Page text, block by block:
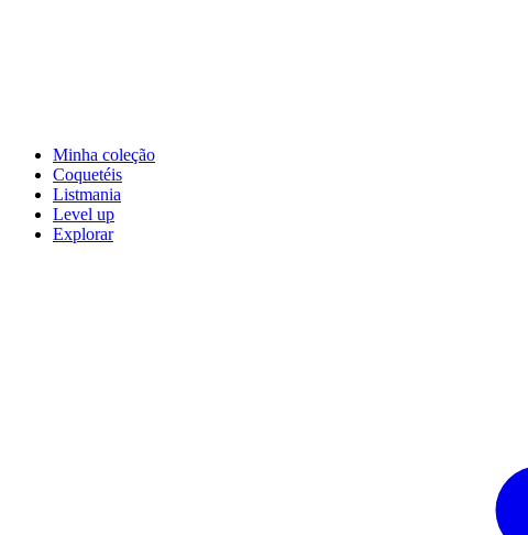
Minha coleção
Coquetéis
Listmania
Level up
Explorar